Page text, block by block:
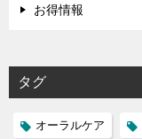
お得情報
タグ
オーラルケア